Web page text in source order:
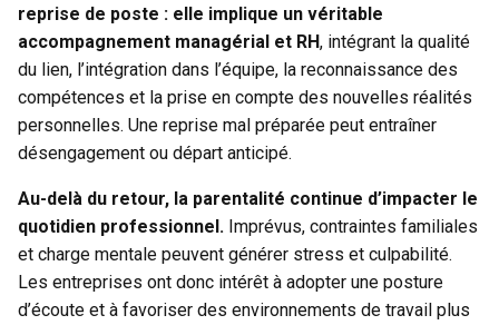
reprise de poste : elle implique un véritable
accompagnement managérial et RH, intégrant la qualité
du lien, l’intégration dans l’équipe, la reconnaissance des
compétences et la prise en compte des nouvelles réalités
personnelles. Une reprise mal préparée peut entraîner
désengagement ou départ anticipé.
Au-delà du retour, la parentalité continue d’impacter le
quotidien professionnel. Imprévus, contraintes familiales
et charge mentale peuvent générer stress et culpabilité.
Les entreprises ont donc intérêt à adopter une posture
d’écoute et à favoriser des environnements de travail plus